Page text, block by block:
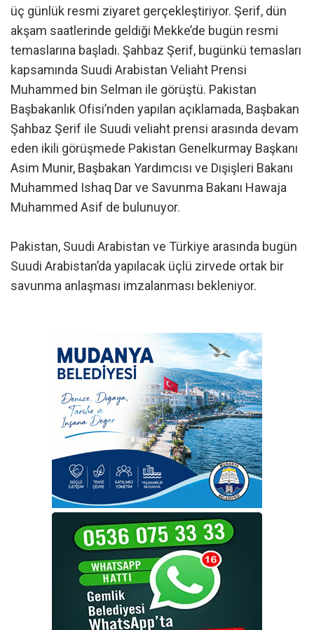
üç günlük resmi ziyaret gerçekleştiriyor. Şerif, dün
akşam saatlerinde geldiği Mekke’de bugün resmi
temaslarına başladı. Şahbaz Şerif, bugünkü temasları
kapsamında Suudi Arabistan Veliaht Prensi
Muhammed bin Selman ile görüştü. Pakistan
Başbakanlık Ofisi’nden yapılan açıklamada, Başbakan
Şahbaz Şerif ile Suudi veliaht prensi arasında devam
eden ikili görüşmede Pakistan Genelkurmay Başkanı
Asim Munir, Başbakan Yardımcısı ve Dışişleri Bakanı
Muhammed Ishaq Dar ve Savunma Bakanı Hawaja
Muhammed Asif de bulunuyor.
Pakistan, Suudi Arabistan ve Türkiye arasında bugün
Suudi Arabistan’da yapılacak üçlü zirvede ortak bir
savunma anlaşması imzalanması bekleniyor.